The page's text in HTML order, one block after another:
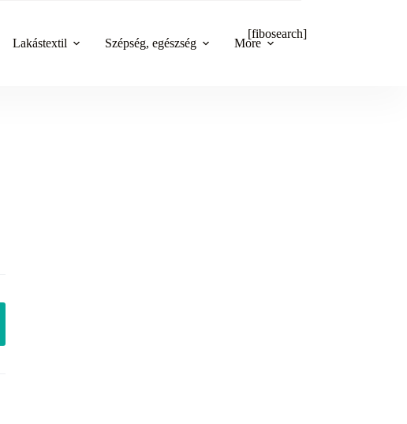
Lakástextil Szépség, egészség More
[fibosearch]